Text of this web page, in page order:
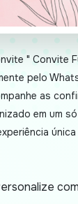
" Convite
pelo
as
em um